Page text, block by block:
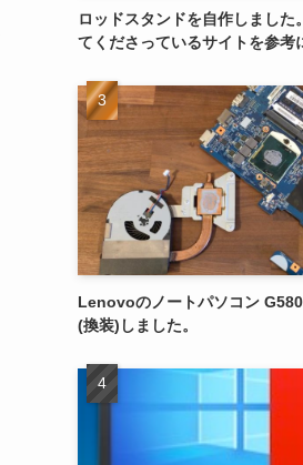
ロッドスタンドを自作しました
てくださっているサイトを参考
Lenovoのノートパソコン
(換装)しました。